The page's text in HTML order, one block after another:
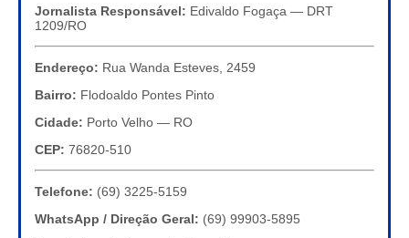
Jornalista Responsável: Edivaldo Fogaça — DRT
1209/RO
Endereço: Rua Wanda Esteves, 2459
Bairro: Flodoaldo Pontes Pinto
Cidade: Porto Velho — RO
CEP: 76820-510
Telefone: (69) 3225-5159
WhatsApp / Direção Geral: (69) 99903-5895